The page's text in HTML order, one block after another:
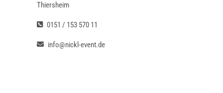
Thiersheim
0151 / 153 570 11
info@nickl-event.de